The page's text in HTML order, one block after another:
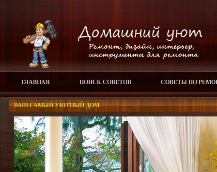
ГЛАВНАЯ ПОИСК СОВЕТОВ СОВЕТЫ ПО
ВАШ САМЫЙ УЮТНЫЙ ДОМ